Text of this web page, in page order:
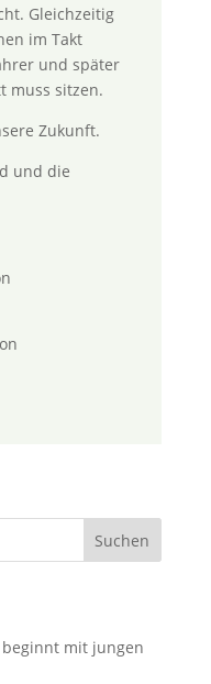
Gleichzeitig
im Takt
und später
muss sitzen.
Zukunft.
und die
Suchen
mit jungen